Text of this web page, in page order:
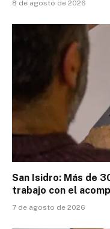
8 de agosto de 2026
San Isidro: Más de
trabajo con el
7 de agosto de 2026